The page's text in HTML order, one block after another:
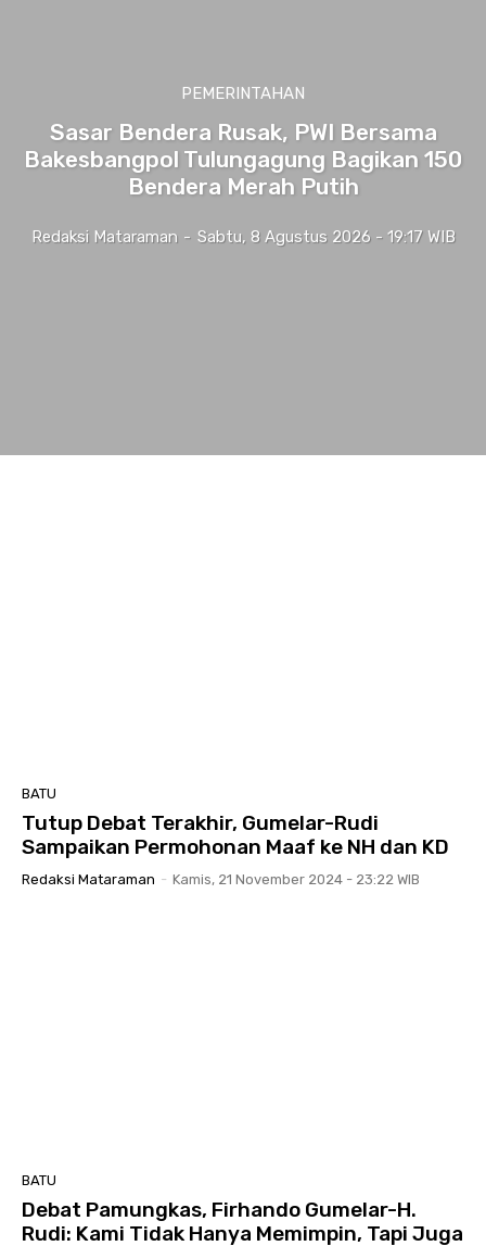
PEMERINTAHAN
Sasar Bendera Rusak, PWI Bersama
Bakesbangpol Tulungagung Bagikan 150
Bendera Merah Putih
Redaksi Mataraman - Sabtu, 8 Agustus 2026 - 19:17 WIB
BATU
Tutup Debat Terakhir, Gumelar-Rudi
Sampaikan Permohonan Maaf ke NH dan KD
Redaksi Mataraman - Kamis, 21 November 2024 - 23:22 WIB
BATU
Debat Pamungkas, Firhando Gumelar-H.
Rudi: Kami Tidak Hanya Memimpin, Tapi Juga